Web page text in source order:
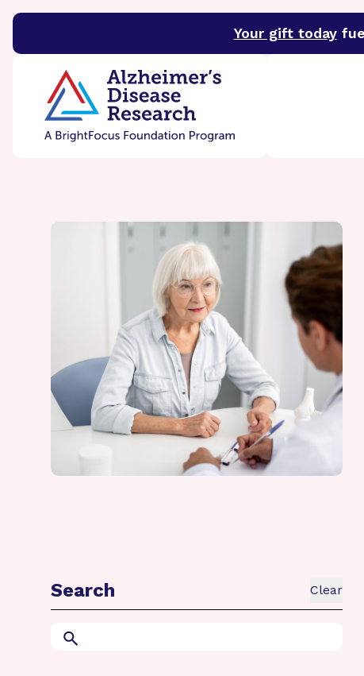
Your gift today
BrightFocus FoundationBrightFocus is a premier
Search Clear
Search